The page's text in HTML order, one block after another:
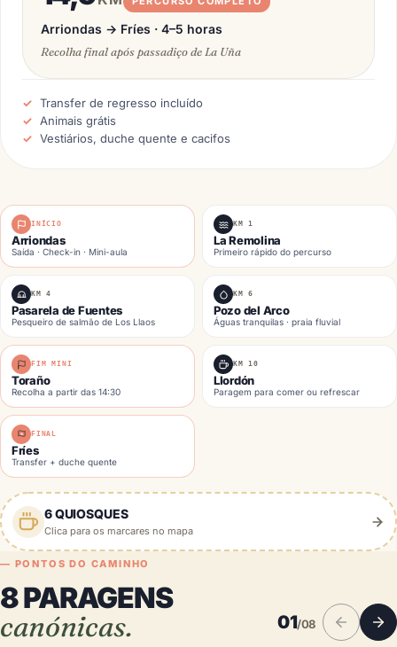
Arriondas → Fríes · 4–5 horas
Recolha final após passadiço de La Uña
Transfer de regresso incluído
Animais grátis
Vestiários, duche quente e cacifos
INÍCIO
Arriondas
Saída · Check-in · Mini-aula
KM 1
La Remolina
Primeiro rápido do percurso
KM 4
Pasarela de Fuentes
Pesqueiro de salmão de Los Llaos
KM 6
Pozo del Arco
Águas tranquilas · praia fluvial
FIM MINI
Toraño
Recolha a partir das 14:30
KM 10
Llordón
Paragem para comer ou refrescar
FINAL
Fríes
Transfer + duche quente
6 QUIOSQUES
Clica para os marcares no mapa
— PONTOS DO CAMINHO
8 PARAGENS
canónicas.
01/08